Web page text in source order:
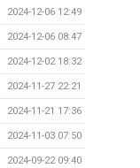
2024-12-06 12:49
2024-12-06 08:47
2024-12-02 18:32
2024-11-27 22:21
2024-11-21 17:36
2024-11-03 07:50
2024-09-22 09:40